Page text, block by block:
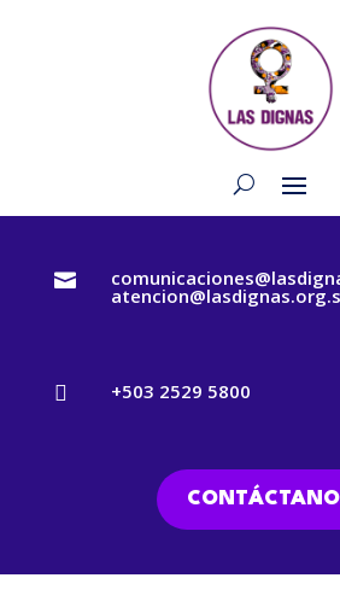

 +503 2529 5800